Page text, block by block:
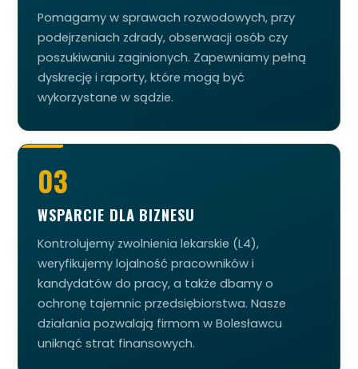
Pomagamy w sprawach rozwodowych, przy
podejrzeniach zdrady, obserwacji osób czy
poszukiwaniu zaginionych. Zapewniamy pełną
dyskrecję i raporty, które mogą być
wykorzystane w sądzie.
03
WSPARCIE DLA BIZNESU
Kontrolujemy zwolnienia lekarskie (L4),
weryfikujemy lojalność pracowników i
kandydatów do pracy, a także dbamy o
ochronę tajemnic przedsiębiorstwa. Nasze
działania pozwalają firmom w Bolesławcu
uniknąć strat finansowych.